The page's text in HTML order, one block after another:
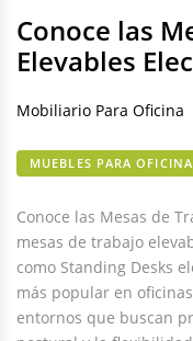
Conoce las
Elevables
Mobiliario Para Oficina
MUEBLES PARA OFICINA
Conoce las Mesas de
mesas de trabajo
como Standing Desks
más popular en
entornos que buscan